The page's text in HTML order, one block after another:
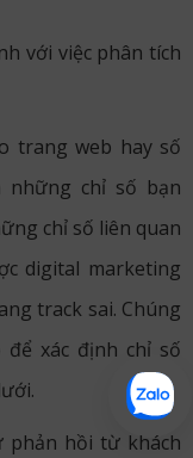
với việc phân tích
trang web hay số
chỉ số bạn
chỉ số liên quan
digital marketing
track sai. Chúng
xác định chỉ số
phản hồi từ khách